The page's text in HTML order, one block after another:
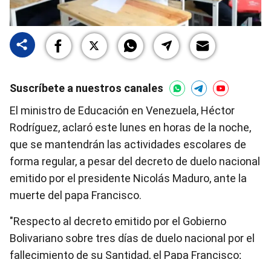
Suscríbete a nuestros canales
El ministro de Educación en Venezuela, Héctor
Rodríguez, aclaró este lunes en horas de la noche,
que se mantendrán las actividades escolares de
forma regular, a pesar del decreto de duelo nacional
emitido por el presidente Nicolás Maduro, ante la
muerte del papa Francisco.
"Respecto al decreto emitido por el Gobierno
Bolivariano sobre tres días de duelo nacional por el
fallecimiento de su Santidad, el Papa Francisco;